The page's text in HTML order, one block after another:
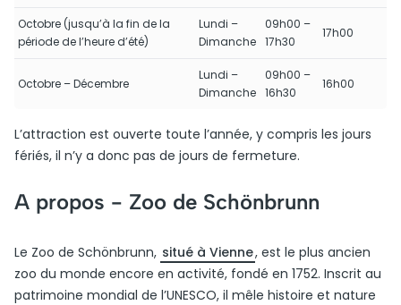
Octobre (jusqu’à la fin de la
période de l’heure d’été)
Lundi –
Dimanche
09h00 –
17h30
17h00
Octobre – Décembre
Lundi –
Dimanche
09h00 –
16h30
16h00
L’attraction est ouverte toute l’année, y compris les jours
fériés, il n’y a donc pas de jours de fermeture.
A propos - Zoo de Schönbrunn
Le Zoo de Schönbrunn, situé à Vienne, est le plus ancien
zoo du monde encore en activité, fondé en 1752. Inscrit au
patrimoine mondial de l’UNESCO, il mêle histoire et nature